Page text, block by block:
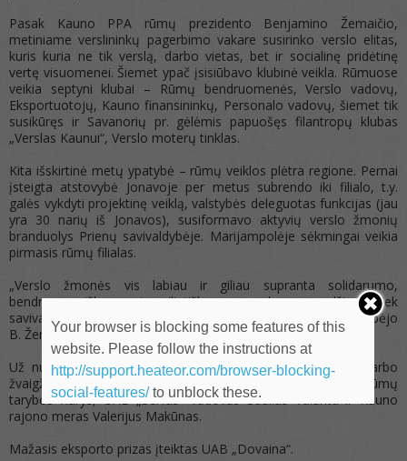
Pasak Kauno PPA rūmų prezidento Benjamino Žemaičio,
metiniame verslininkų pagerbimo vakare susirinko verslo elitas,
kuris kuria ne tik verslą, darbo vietas, bet ir socialinę pridėtinę
vertę visuomenei. Šiemet ypač įsisiūbavo klubinė veikla. Rūmuose
veikia septyni klubai – Rūmų bendruomenės, Verslo vadovų,
Eksportuotojų, Kauno finansininkų, Personalo vadovų, šiemet tik
susikūręs ir Savanorių pr. gėlėmis papuošęs filantropų klubas
„Verslas Kaunui“, Verslo moterų tinklas.
Kita išskirtinė metų ypatybė – rūmų veiklos plėtra regione. Pernai
įsteigta atstovybė Jonavoje per metus subrendo iki filialo, t.y.
galės vykdyti projektinę veiklą, valstybės deleguotas funkcijas (jau
yra 30 narių iš Jonavos), susiformavo aktyvių verslo žmonių
branduolys Prienų savivaldybėje. Marijampolėje sėkmingai veikia
pirmasis rūmų filialas.
„Verslo žmonės vis labiau ir giliau supranta solidarumo,
bendruomeniškumo ir pilietiškumo svarbą sprendžiant tiek
savivaldos, tiek globalias eurointegracijos problemas“, – kalbėjo
B. Žemaitis.
Už nuopelnus verslui ir rūmų sistemos plėtrai bronzos „Darbo
žvaigždėmis“ įvertinti Kauno prekybos, pramonės ir amatų rūmų
tarybos narys, UAB „Serfas“ vadovas Saulius Valunta ir Kauno
rajono meras Valerijus Makūnas.
Mažasis eksporto prizas įteiktas UAB „Dovaina“.
Your browser is blocking some features of this
website. Please follow the instructions at
http://support.heateor.com/browser-blocking-
social-features/to unblock these.